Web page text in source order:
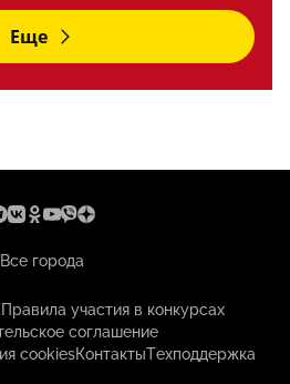
Еще
Все города
Правила участия в конкурсах
соглашение
cookiesКонтактыТехподдержка